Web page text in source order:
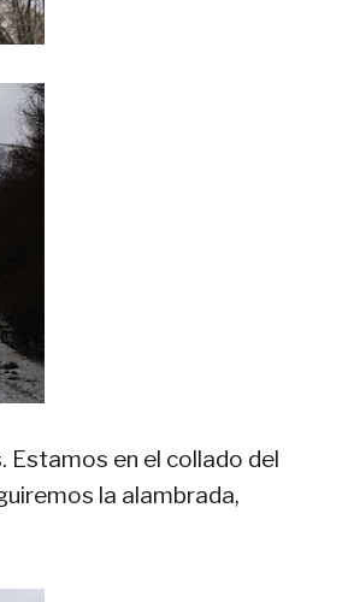
Estamos en el collado del
la alambrada,